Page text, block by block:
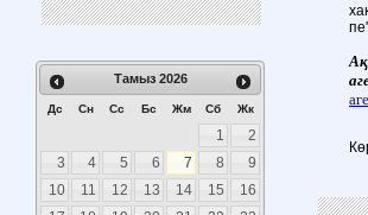
Тамыз 2026
Дс Сн Сс Бс Жм Сб Жк
1
2
3
4 5 6 7 8
9
10
11 12 13 14 15
16